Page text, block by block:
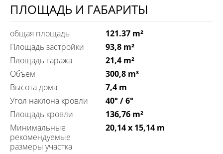
ПЛОЩАДЬ И ГАБАРИТЫ
общая площадь
121.37 m²
Площадь застройки
93,8 m²
Площадь гаража
21,4 m²
Объем
300,8 m³
Высота дома
7,4 m
Угол наклона кровли
40° / 6°
Площадь кровли
136,76 m²
Минимальные
рекомендуемые
размеры участка
20,14 x 15,14 m